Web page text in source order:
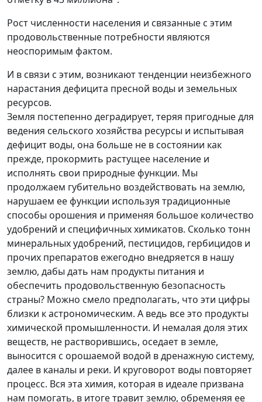
Рост численности населения и связанные с этим
продовольственные потребности являются
неоспоримым фактом.
И в связи с этим, возникают тенденции неизбежного
нарастания дефицита пресной воды и земельных
ресурсов.
Земля постепенно деградирует, теряя пригодные для
ведения сельского хозяйства ресурсы и испытывая
дефицит воды, она больше не в состоянии как
прежде, прокормить растущее население и
исполнять свои природные функции. Мы
продолжаем губительно воздействовать на землю,
нарушаем ее функции используя традиционные
способы орошения и применяя большое количество
удобрений и специфичных химикатов. Сколько тонн
минеральных удобрений, пестицидов, гербицидов и
прочих препаратов ежегодно внедряется в нашу
землю, дабы дать нам продукты питания и
обеспечить продовольственную безопасность
страны? Можно смело предполагать, что эти цифры
близки к астрономическим. А ведь все это продукты
химической промышленности. И немалая доля этих
веществ, не растворившись, оседает в земле,
выносится с орошаемой водой в дренажную систему,
далее в каналы и реки. И круговорот воды повторяет
процесс. Вся эта химия, которая в идеале призвана
нам помогать, в итоге травит землю, обременяя ее